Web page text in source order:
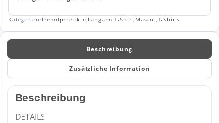
Kategorien: Fremdprodukte, Langarm T-Shirt, Mascot,T-Shirts
Beschreibung
Zusätzliche Information
Beschreibung
DETAILS